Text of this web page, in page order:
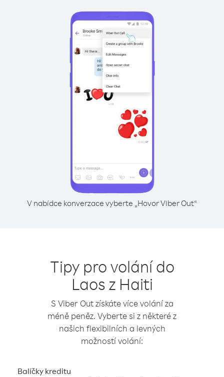
V nabídce konverzace vyberte „Hovor Viber Out“
Tipy pro volání do
Laos z Haiti
S Viber Out získáte více volání za
méně peněz. Vyberte si z některé z
našich flexibilních a levných
možností volání:
Balíčky kreditu